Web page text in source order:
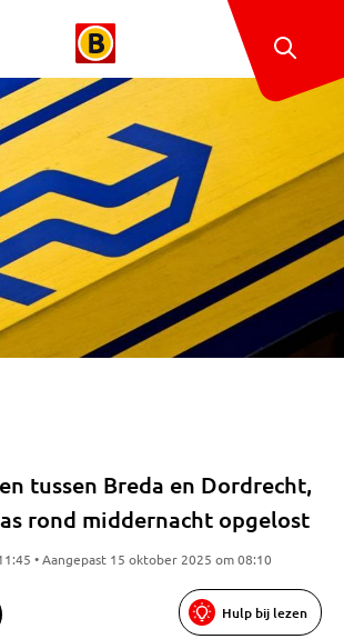
tussen Breda en Dordrecht,
rond middernacht opgelost
• Aangepast 15 oktober 2025 om 08:10
Hulp bij lezen